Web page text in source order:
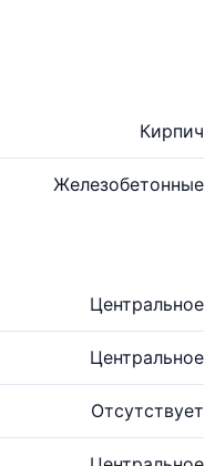
Кирпич
Железобетонные
Центральное
Центральное
Отсутствует